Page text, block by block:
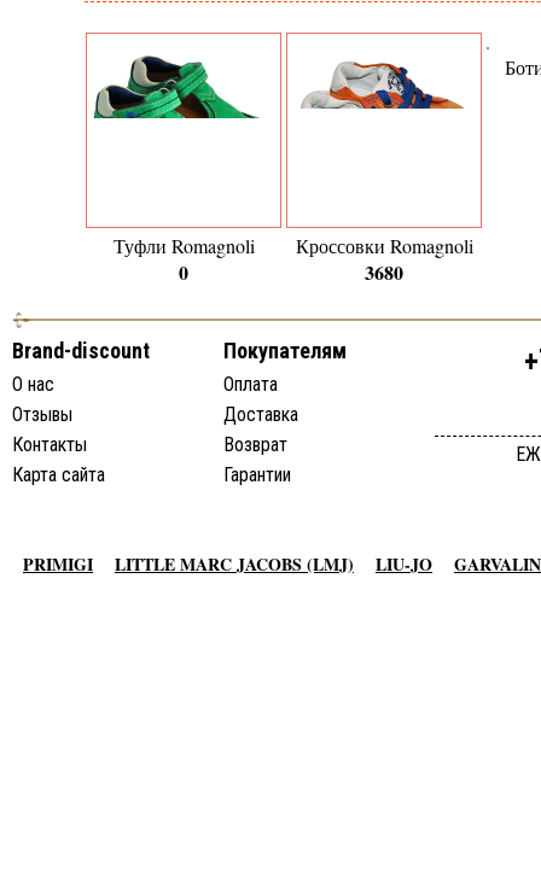
Туфли Romagnoli
0
Кроссовки Romagnoli
3680
Brand-discount
О нас
Отзывы
Контакты
Карта сайта
Покупателям
Оплата
Доставка
Возврат
Гарантии
PRIMIGI LITTLE MARC JACOBS (LMJ) LIU-JO GARVALIN